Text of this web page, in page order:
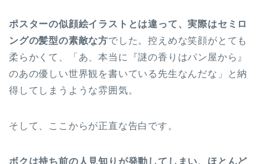
ポスターの似顔絵イラストとは違って、実際はセミロ
ングの髪型の素敵な方でした。控えめな笑顔がとても
柔らかくて、「あ、本当に『謎の香りはパン屋から』
のあの優しい世界観を書いている先生なんだな」と納
得してしまうような雰囲気。
そして、ここからが正直な告白です。
ボクは持ち前の人見知りが発動してしまい、ほとんど